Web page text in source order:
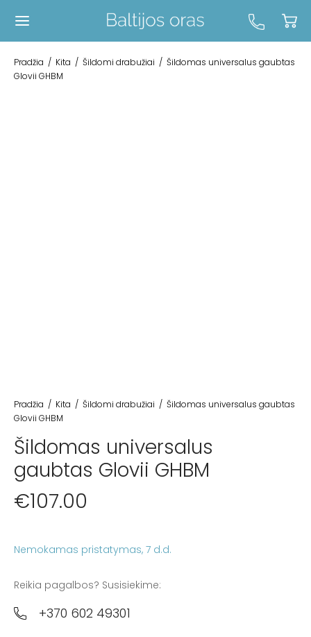
Pradžia / Kita / Šildomi drabužiai / Šildomas universalus gaubtas
Glovii GHBM
Pradžia / Kita / Šildomi drabužiai / Šildomas universalus gaubtas
Glovii GHBM
Šildomas universalus
gaubtas Glovii GHBM
€107.00
Nemokamas pristatymas
Reikia pagalbos? Susisiekime:
+370 602 49301